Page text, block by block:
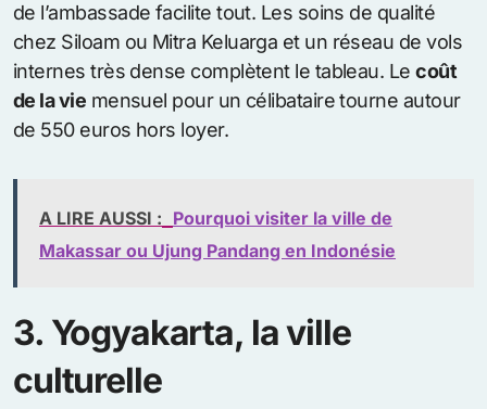
de l’ambassade facilite tout. Les soins de qualité
chez Siloam ou Mitra Keluarga et un réseau de vols
internes très dense complètent le tableau. Lecoût
de la vie mensuel pour un célibataire tourne autour
de 550 euros hors loyer.
A LIRE AUSSI : Pourquoi visiter la ville de
Makassar ou Ujung Pandang en Indonésie
3. Yogyakarta, la ville
culturelle